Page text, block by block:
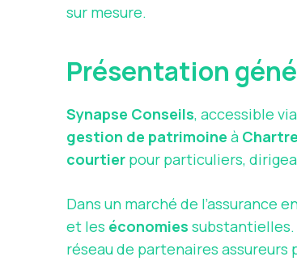
sur mesure.
Présentation
Synapse Conseils, accessible via
gestion de patrimoine à
courtier pour particuliers,
Dans un marché de l’assurance
et les économies
réseau de partenaires assureurs